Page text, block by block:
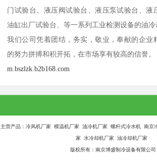
门试验台、液压阀试验台、液压泵试验台、液
油缸出厂试验台、等一系列工业检测设备的油冷
我们公司凭着团结，务实，敬业，奉献的企业
的努力拼搏和积开拓，在市场享有较高的信誉。
m.bszlzk.b2b168.com
主营产品：冷风机厂家 模温机厂家 油冷机厂家 螺杆式冷水机 南京
家 水冷却机厂家 油冷却机厂家
版权所有：南京博盛制冷设备有限公司